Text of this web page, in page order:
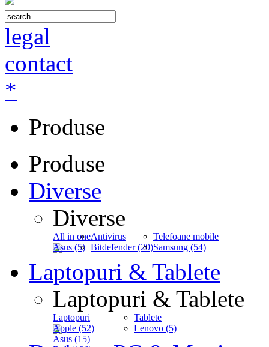
legal
contact
*
Produse
Produse
Diverse
Diverse
All in one
Asus (5)
Antivirus
Bitdefender (20)
Telefoane mobile
Samsung (54)
Laptopuri & Tablete
Laptopuri & Tablete
Laptopuri
Apple (52)
Asus (15)
Tablete
Lenovo (5)